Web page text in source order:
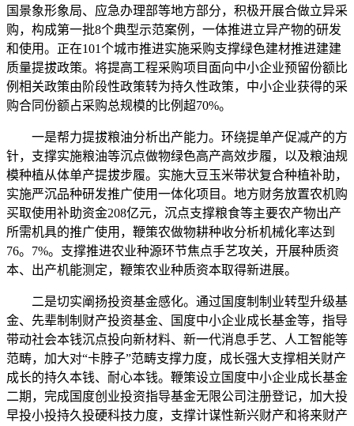
国景象形象局、应急办理部等地方部分，积极开展合做立异采
购，构成第一批8个典型示范案例，一体推进立异产物的研发
和使用。正在101个城市推进实施采购支撑绿色建材推进建建
质量提拔政策。将提高工程采购项目面向中小企业预留份额比
例相关政策由阶段性政策转为持久性政策，中小企业获得的采
购合同份额占采购总规模的比例超70%。
一是帮力提拔粮油分析出产能力。环绕提单产促减产的方
针，支撑实施粮油等沉点做物绿色高产高效步履，以及粮油规
模种植从体单产提拔步履。实施大豆玉米带状复合种植补助，
实施严沉品种研发推广使用一体化项目。地方财务放置农机购
买取使用补助资金208亿元，沉点支撑粮食等主要农产物出产
所需机具的推广使用，鞭策农做物耕种收分析机械化率达到
76。7%。支撑推进农业种源环节焦点手艺攻关，开展种质资
本、出产机能测定，鞭策农业种质资本取得新进展。
二是切实阐扬投资基金感化。通过国度制制业转型升级基
金、先辈制制财产投资基金、国度中小企业成长基金等，指导
带动社会本钱沉点投向新材料、新一代消息手艺、人工智能等
范畴，加大对“卡脖子”范畴支撑力度，成长强大支撑相关财产
成长的持久本钱、耐心本钱。鞭策设立国度中小企业成长基金
二期，完成国度创业投资指导基金无限公司注册登记，加大投
早投小投持久投硬科技力度，支撑计谋性新兴财产和将来财产